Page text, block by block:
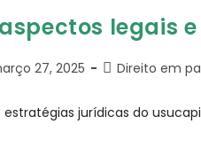
legais
27, 2025 Direito em
estratégias jurídicas do